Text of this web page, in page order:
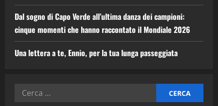
Dal sogno di Capo Verde all’ultima danza dei campioni:
cinque momenti che hanno raccontato il Mondiale 2026
Una lettera a te, Ennio, per la tua lunga passeggiata